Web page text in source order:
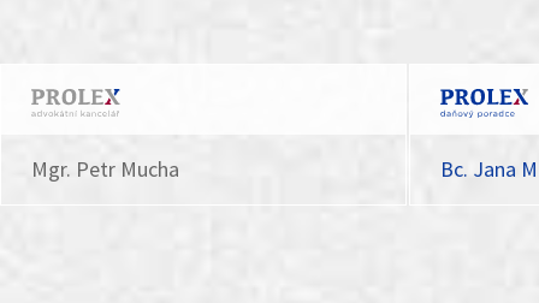
Mgr. Petr Mucha Bc. Jana